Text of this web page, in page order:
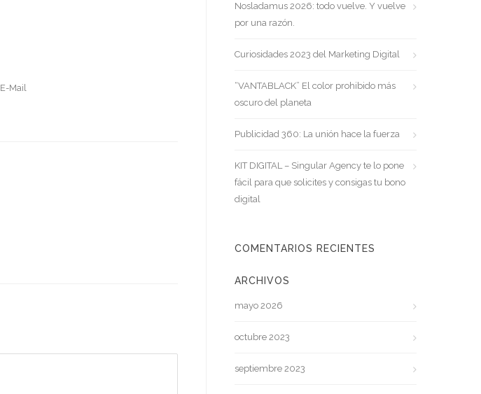
E-Mail
Nosladamus 2026: todo vuelve. Y vuelve
por una razón.
Curiosidades 2023 del Marketing Digital
“VANTABLACK” El color prohibido más
oscuro del planeta
Publicidad 360: La unión hace la fuerza
KIT DIGITAL – Singular Agency te lo pone
fácil para que solicites y consigas tu bono
digital
COMENTARIOS RECIENTES
ARCHIVOS
mayo 2026
octubre 2023
septiembre 2023